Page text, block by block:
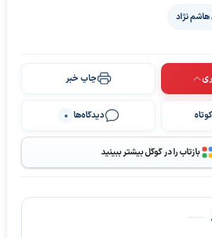
نژاد
چاپ خبر
دیدگاه‌ها 0
بازتاب را در گوگل بیشتر ببینید